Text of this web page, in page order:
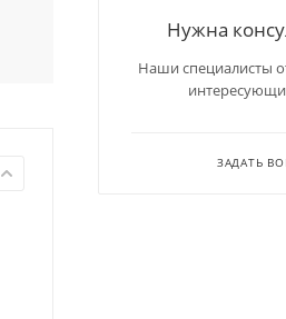
Нужна
Наши специалисты
ЗАДАТЬ